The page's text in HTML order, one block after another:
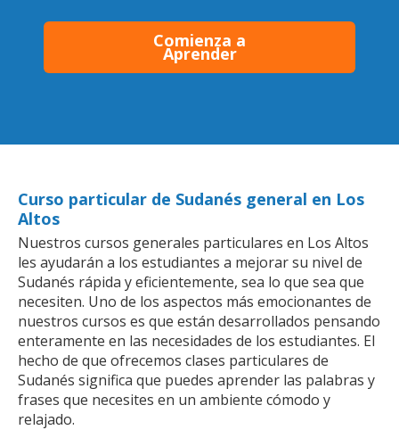
Comienza a
Aprender
Curso particular de Sudanés general en Los
Altos
Nuestros cursos generales particulares en Los Altos
les ayudarán a los estudiantes a mejorar su nivel de
Sudanés rápida y eficientemente, sea lo que sea que
necesiten. Uno de los aspectos más emocionantes de
nuestros cursos es que están desarrollados pensando
enteramente en las necesidades de los estudiantes. El
hecho de que ofrecemos clases particulares de
Sudanés significa que puedes aprender las palabras y
frases que necesites en un ambiente cómodo y
relajado.